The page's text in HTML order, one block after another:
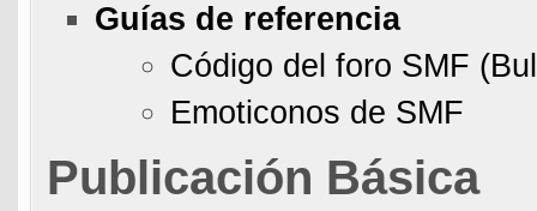
Guías de referencia
Código del foro SMF
Emoticonos de SMF
Publicación Básica